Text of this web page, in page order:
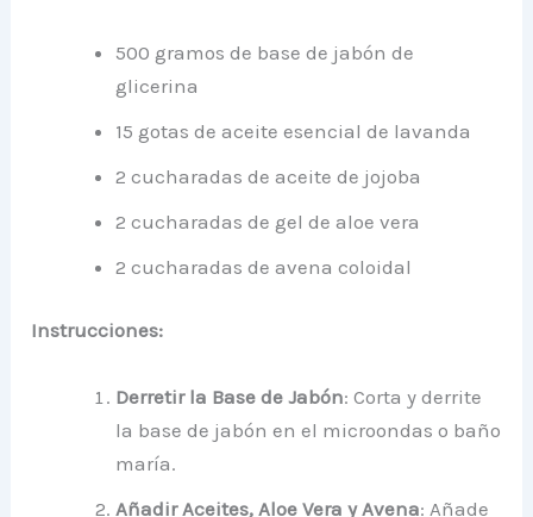
500 gramos de base de jabón de
glicerina
15 gotas de aceite esencial de lavanda
2 cucharadas de aceite de jojoba
2 cucharadas de gel de aloe vera
2 cucharadas de avena coloidal
Instrucciones:
Derretir la Base de Jabón: Corta y derrite
la base de jabón en el microondas o baño
maría.
Añadir Aceites, Aloe Vera y Avena: Añade